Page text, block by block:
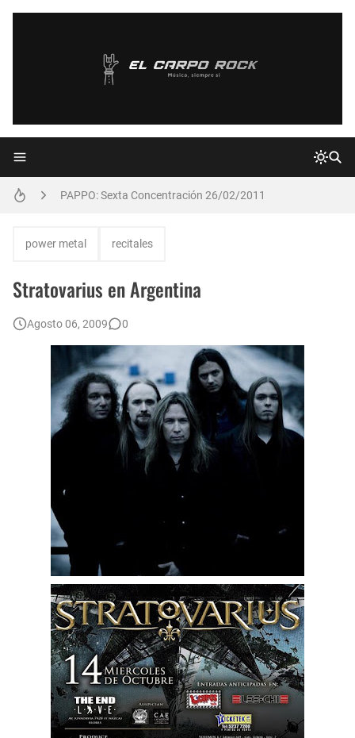
Confirmado: Vuelve MALÓN! - 12/2011
Nuevo compilado inédito de Jimi Hendrix
PAPPO: Sexta Concentración 26/02/2011
power metal recitales
Stratovarius en Argentina
Agosto 06, 2009 0